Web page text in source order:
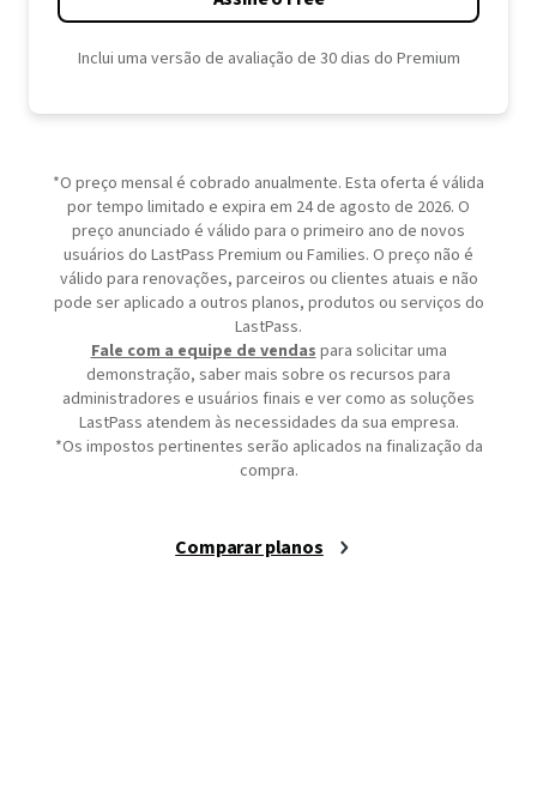
Inclui uma versão de avaliação de 30 dias do Premium
*O preço mensal é cobrado anualmente. Esta oferta é válida
por tempo limitado e expira em 24 de agosto de 2026. O
preço anunciado é válido para o primeiro ano de novos
usuários do LastPass Premium ou Families. O preço não é
válido para renovações, parceiros ou clientes atuais e não
pode ser aplicado a outros planos, produtos ou serviços do
LastPass.
Fale com a equipe de vendaspara solicitar uma
demonstração, saber mais sobre os recursos para
administradores e usuários finais e ver como as soluções
LastPass atendem às necessidades da sua empresa.
*Os impostos pertinentes serão aplicados na finalização da
compra.
Comparar planos